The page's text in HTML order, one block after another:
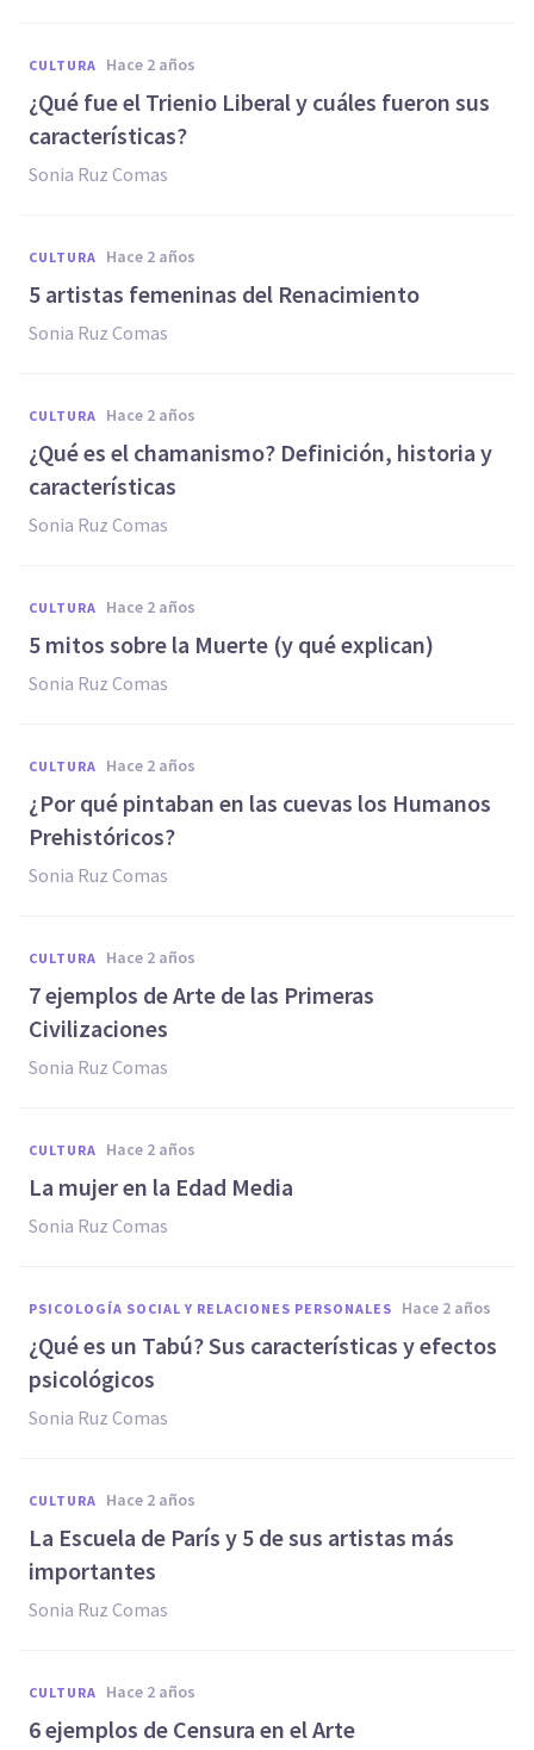
CULTURA hace 2 años
¿Qué fue el Trienio Liberal y cuáles fueron sus
características?
Sonia Ruz Comas
CULTURA hace 2 años
5 artistas femeninas del Renacimiento
Sonia Ruz Comas
CULTURA hace 2 años
¿Qué es el chamanismo? Definición, historia y
características
Sonia Ruz Comas
CULTURA hace 2 años
5 mitos sobre la Muerte (y qué explican)
Sonia Ruz Comas
CULTURA hace 2 años
¿Por qué pintaban en las cuevas los Humanos
Prehistóricos?
Sonia Ruz Comas
CULTURA hace 2 años
7 ejemplos de Arte de las Primeras
Civilizaciones
Sonia Ruz Comas
CULTURA hace 2 años
La mujer en la Edad Media
Sonia Ruz Comas
PSICOLOGÍA SOCIAL Y RELACIONES PERSONALES hace 2 años
¿Qué es un Tabú? Sus características y efectos
psicológicos
Sonia Ruz Comas
CULTURA hace 2 años
La Escuela de París y 5 de sus artistas más
importantes
Sonia Ruz Comas
CULTURA hace 2 años
6 ejemplos de Censura en el Arte